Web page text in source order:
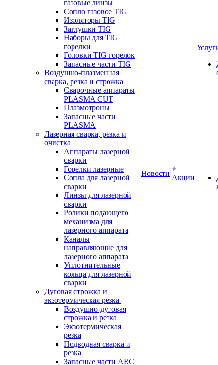
газовые линзы
Сопло газовое TIG
Изоляторы TIG
Заглушки TIG
Наборы для TIG
горелки
Головки TIG горелок
Запасные части TIG
Воздушно-плазменная
сварка, резка и строжка
Сварочные аппараты
PLASMA CUT
Плазмотроны
Запасные части
PLASMA
Лазерная сварка, резка и
очистка
Аппараты лазерной
сварки
Горелки лазерные
Сопла для лазерной
сварки
Линзы для лазерной
сварки
Ролики подающего
механизма для
лазерного аппарата
Каналы
направляющие для
лазерного аппарата
Уплотнительные
кольца для лазерной
сварки
Дуговая строжка и
экзотермическая резка
Воздушно-дуговая
строжка и резка
Экзотермическая
резка
Подводная сварка и
резка
Запасные части ARC
Новости
Акции